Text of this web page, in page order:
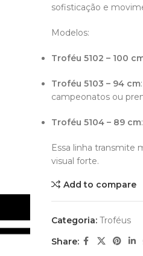
sofisticação e
Modelos:
Troféu 5102 – 100
Troféu 5103 – 94 cm
campeonatos ou
Troféu 5104 – 89 cm
Essa linha transmite
visual forte.
Add to compare
Categoria: Troféus
Share: